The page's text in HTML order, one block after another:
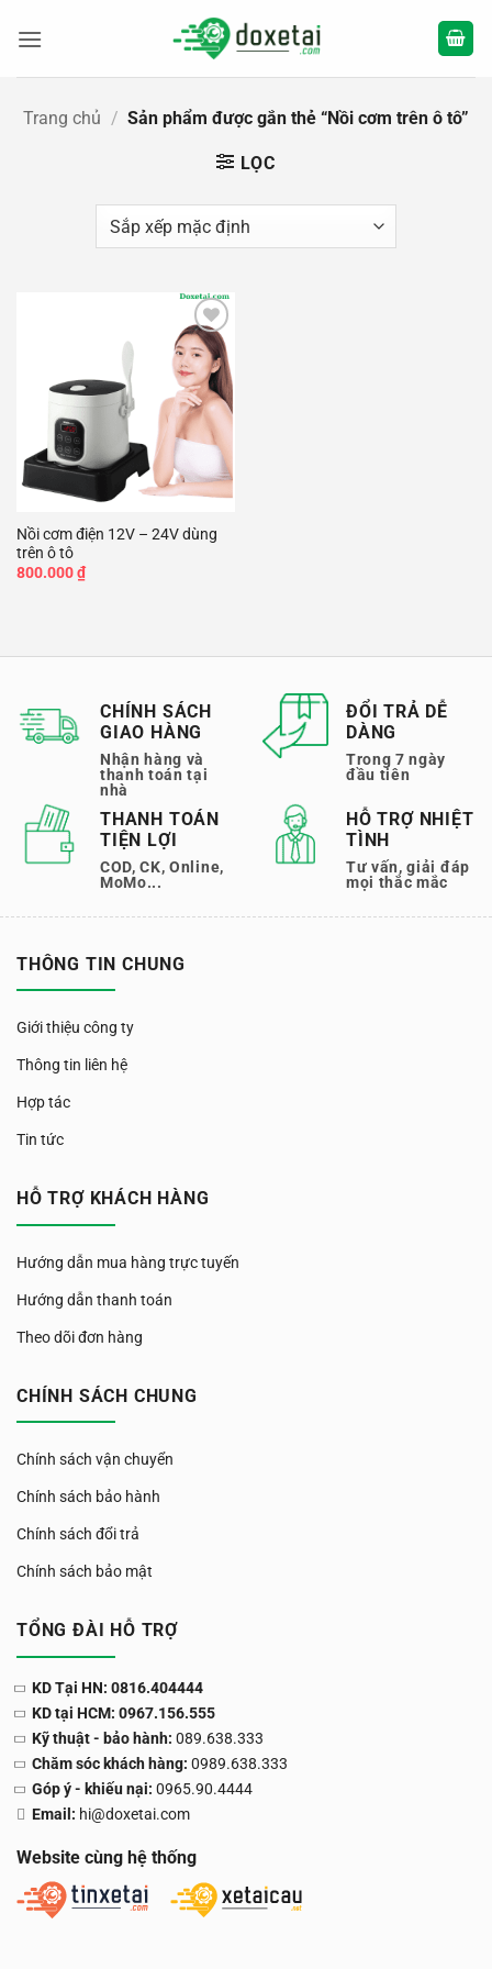
qua
Trang chủ / Sản phẩm được gắn thẻ “Nồi cơm trên ô tô”
LỌC
Add to
wishlist
Nồi cơm điện 12V – 24V dùng
trên ô tô
800.000₫
CHÍNH SÁCH
GIAO HÀNG
Nhận hàng và
thanh toán tại
nhà
ĐỔI TRẢ DỄ
DÀNG
Trong 7 ngày
đầu tiên
THANH TOÁN
TIỆN LỢI
COD, CK, Online,
MoMo...
HỖ TRỢ NHIỆT
TÌNH
Tư vấn, giải đáp
mọi thắc mắc
THÔNG TIN CHUNG
Giới thiệu công ty
Thông tin liên hệ
Hợp tác
Tin tức
HỖ TRỢ KHÁCH HÀNG
Hướng dẫn mua hàng trực tuyến
Hướng dẫn thanh toán
Theo dõi đơn hàng
CHÍNH SÁCH CHUNG
Chính sách vận chuyển
Chính sách bảo hành
Chính sách đổi trả
Chính sách bảo mật
TỔNG ĐÀI HỖ TRỢ
KD Tại HN: 0816.404444
KD tại HCM: 0967.156.555
Kỹ thuật - bảo hành: 089.638.333
Chăm sóc khách hàng: 0989.638.333
Góp ý - khiếu nại: 0965.90.4444
Email: hi@doxetai.com
Website cùng hệ thống